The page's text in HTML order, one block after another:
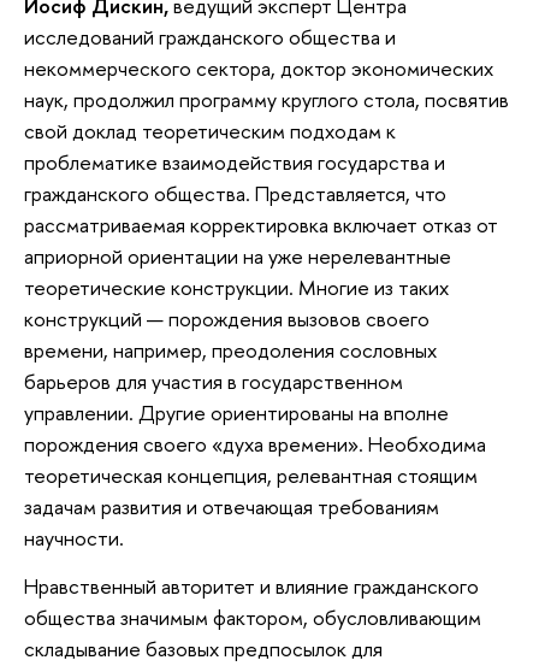
исследований гражданского общества и
некоммерческого сектора, доктор экономических
наук, продолжил программу круглого стола, посвятив
свой доклад теоретическим подходам к
проблематике взаимодействия государства и
гражданского общества. Представляется, что
рассматриваемая корректировка включает отказ от
априорной ориентации на уже нерелевантные
теоретические конструкции. Многие из таких
конструкций — порождения вызовов своего
времени, например, преодоления сословных
барьеров для участия в государственном
управлении. Другие ориентированы на вполне
порождения своего «духа времени». Необходима
теоретическая концепция, релевантная стоящим
задачам развития и отвечающая требованиям
научности.
Нравственный авторитет и влияние гражданского
общества значимым фактором, обусловливающим
складывание базовых предпосылок для